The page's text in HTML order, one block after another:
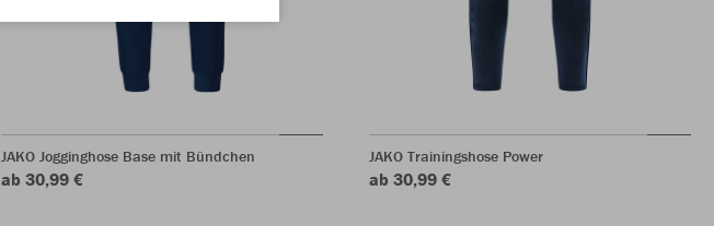
JAKO Jogginghose Base mit Bündchen
ab 30,99 €
JAKO Trainingshose Power
ab 30,99 €